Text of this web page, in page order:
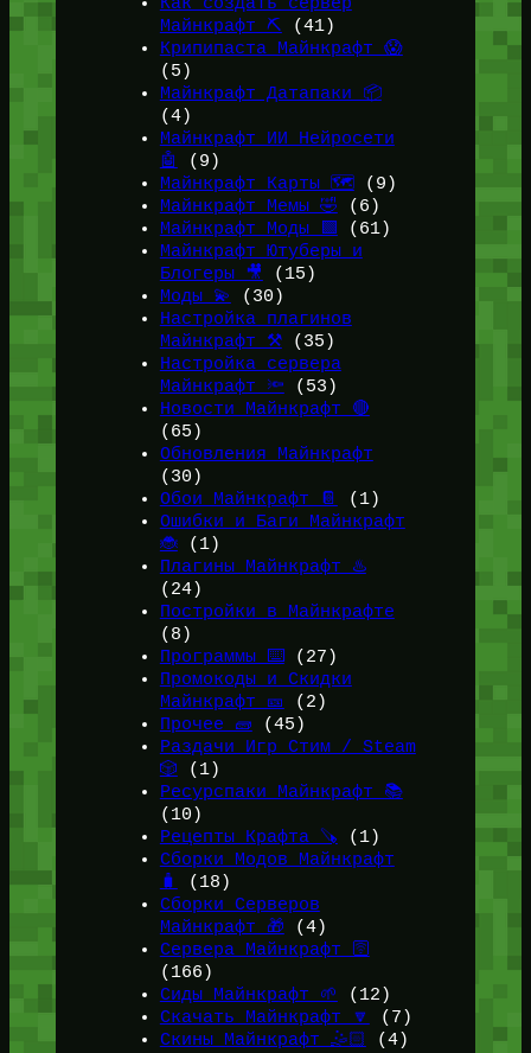
Как создать сервер
Майнкрафт ⛏️ (41)
Крипипаста Майнкрафт 😱
(5)
Майнкрафт Датапаки 📦
(4)
Майнкрафт ИИ Нейросети
🤖
(9)
Майнкрафт Карты 🗺️(9)
Майнкрафт Мемы 🤣 (6)
Майнкрафт Моды 🟩 (61)
Майнкрафт Ютуберы и
Блогеры 🎥
(15)
Моды 💫
(30)
Настройка плагинов
Майнкрафт ⚒️(35)
Настройка сервера
Майнкрафт 🔦 (53)
Новости Майнкрафт 🔴
(65)
Обновления Майнкрафт
(30)
Обои Майнкрафт 📔
(1)
Ошибки и Баги Майнкрафт
🐞(1)
Плагины Майнкрафт ♨️
(24)
Постройки в Майнкрафте
(8)
Программы ⌨️(27)
Промокоды и Скидки
Майнкрафт 🎫
(2)
Прочее 🧱 (45)
Раздачи Игр Стим / Steam
🎲 (1)
Ресурспаки Майнкрафт 📚
(10)
Рецепты Крафта 🪚 (1)
Сборки Модов Майнкрафт
🧳
(18)
Сборки Серверов
Майнкрафт 🎁 (4)
Сервера Майнкрафт 🛜
(166)
Сиды Майнкрафт 🌱
(12)
Скачать Майнкрафт 🔽
(7)
Скины Майнкрафт 🤹🏻
(4)